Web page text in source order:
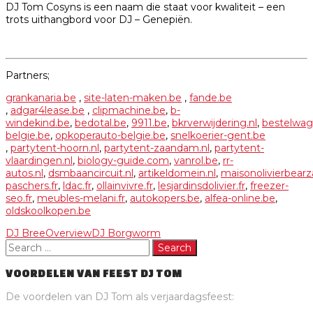
DJ Tom Cosyns is een naam die staat voor kwaliteit – een
trots uithangbord voor DJ – Genepiën.
Partners;
grankanaria.be , site-laten-maken.be , fande.be
, adgar4lease.be , clipmachine.be, b-
windekind.be, bedotal.be, 9911.be, bkrverwijdering.nl,
belgie.be, opkoperauto-belgie.be, snelkoerier-gent.be
, partytent-hoorn.nl, partytent-zaandam.nl, partytent-
vlaardingen.nl, biology-guide.com, vanrol.be, rr-
autos.nl, dsmbaancircuit.nl, artikeldomein.nl,
paschers.fr, ldac.fr, ollainvivre.fr, lesjardinsdolivier.fr, freezer-
seo.fr, meubles-melani.fr, autokopers.be, alfea-online.be,
oldskoolkopen.be
DJ BreeOverviewDJ Borgworm
VOORDELEN VAN FEEST DJ TOM
De voordelen van DJ Tom als verjaardagsfeest: